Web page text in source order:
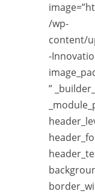
/wp-
content/
-
”